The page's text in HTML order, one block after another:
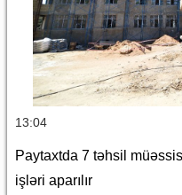
13:04
Paytaxtda 7 təhsil
işləri aparılır